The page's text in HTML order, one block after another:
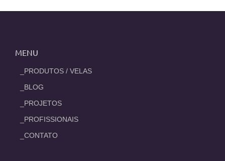
MENU
_PRODUTOS / VELAS
_BLOG
_PROJETOS
_PROFISSIONAIS
_CONTATO